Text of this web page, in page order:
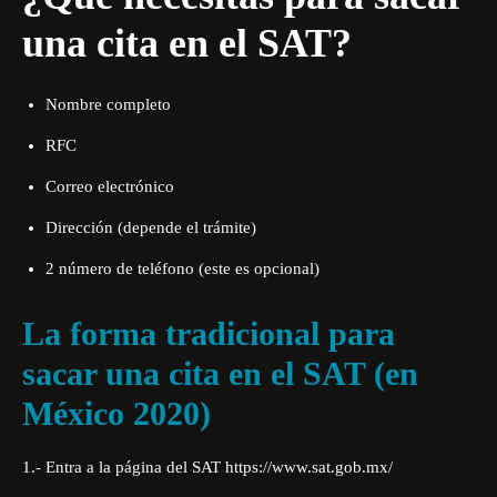
una cita en el SAT?
Nombre completo
RFC
Correo electrónico
Dirección (depende el trámite)
2 número de teléfono (este es opcional)
La forma tradicional para
sacar una cita en el SAT (en
México 2020)
1.- Entra a la página del SAT https://www.sat.gob.mx/